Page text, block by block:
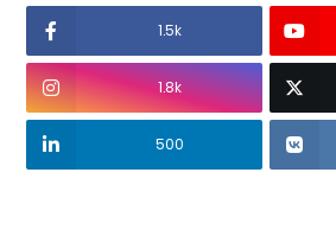
1.5k
1.8k
500